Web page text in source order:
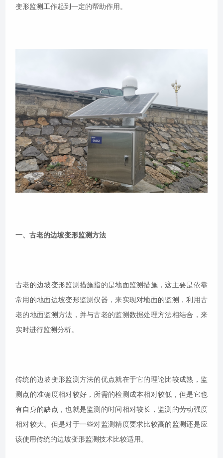
变形监测工作起到一定的帮助作用。
一、古老的边坡变形监测方法
古老的边坡变形监测措施指的是地面监测措施，这主要是依靠
常用的地面边坡变形监测仪器，来实现对地面的监测，利用古
老的地面监测方法，并与古老的监测数据处理方法相结合，来
实时进行监测分析。
传统的边坡变形监测方法的优点就在于它的理论比较成熟，监
测点的准确度相对较好，所需的检测成本相对较低，但是它也
有自身的缺点，也就是监测的时间相对较长，监测的劳动强度
相对较大。但是对于一些对监测精度要求比较高的监测还是应
该使用传统的边坡变形监测技术比较适用。